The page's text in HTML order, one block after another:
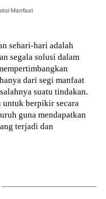
Manfaat
sehari-hari adalah
segala solusi dalam
dari segi manfaat
suatu tindakan.
untuk berpikir secara
guna mendapatkan
terjadi dan